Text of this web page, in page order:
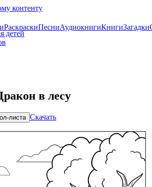
контенту
РаскраскиПесниАудиокнигиКнигиЗагадки
детей
в лесу
листа Скачать